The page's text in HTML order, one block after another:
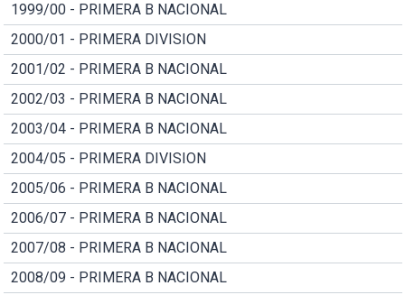
1999/00 - PRIMERA B NACIONAL
2000/01 - PRIMERA DIVISION
2001/02 - PRIMERA B NACIONAL
2002/03 - PRIMERA B NACIONAL
2003/04 - PRIMERA B NACIONAL
2004/05 - PRIMERA DIVISION
2005/06 - PRIMERA B NACIONAL
2006/07 - PRIMERA B NACIONAL
2007/08 - PRIMERA B NACIONAL
2008/09 - PRIMERA B NACIONAL